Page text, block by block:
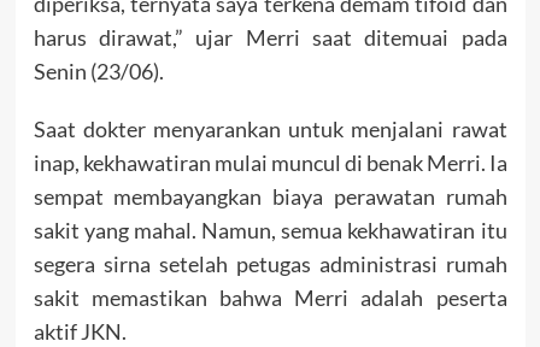
harus dirawat,” ujar Merri saat ditemuai pada
Senin (23/06).
Saat dokter menyarankan untuk menjalani rawat
inap, kekhawatiran mulai muncul di benak Merri. Ia
sempat membayangkan biaya perawatan rumah
sakit yang mahal. Namun, semua kekhawatiran itu
segera sirna setelah petugas administrasi rumah
sakit memastikan bahwa Merri adalah peserta
aktif JKN.